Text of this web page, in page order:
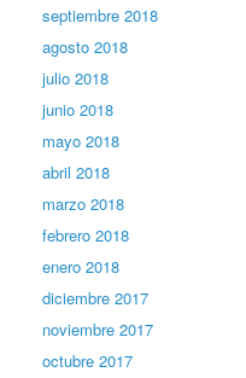
septiembre 2018
agosto 2018
julio 2018
junio 2018
mayo 2018
abril 2018
marzo 2018
febrero 2018
enero 2018
diciembre 2017
noviembre 2017
octubre 2017